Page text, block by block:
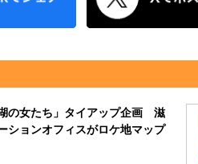
の女たち」タイアップ企画 滋
ションオフィスがロケ地マップ